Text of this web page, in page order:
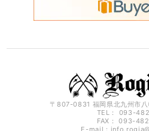
〒807-0831 福岡県北九州市
TEL： 093-
FAX： 093-
E-mail：